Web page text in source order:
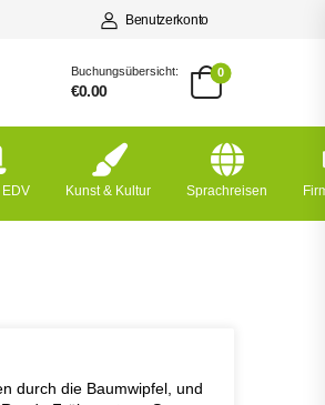
Benutzerkonto
Buchungsübersicht:
€0.00
0
EDV Kunst & Kultur Sprachreisen
durch die Baumwipfel, und